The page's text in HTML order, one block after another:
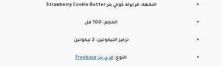
النكهة: فراولة كوكي بتر Strawberry Cookie Butter
الحجم: 100 مل
تركيز النيكوتين: 2 نيكوتين
النوع: فري بيز Freebase